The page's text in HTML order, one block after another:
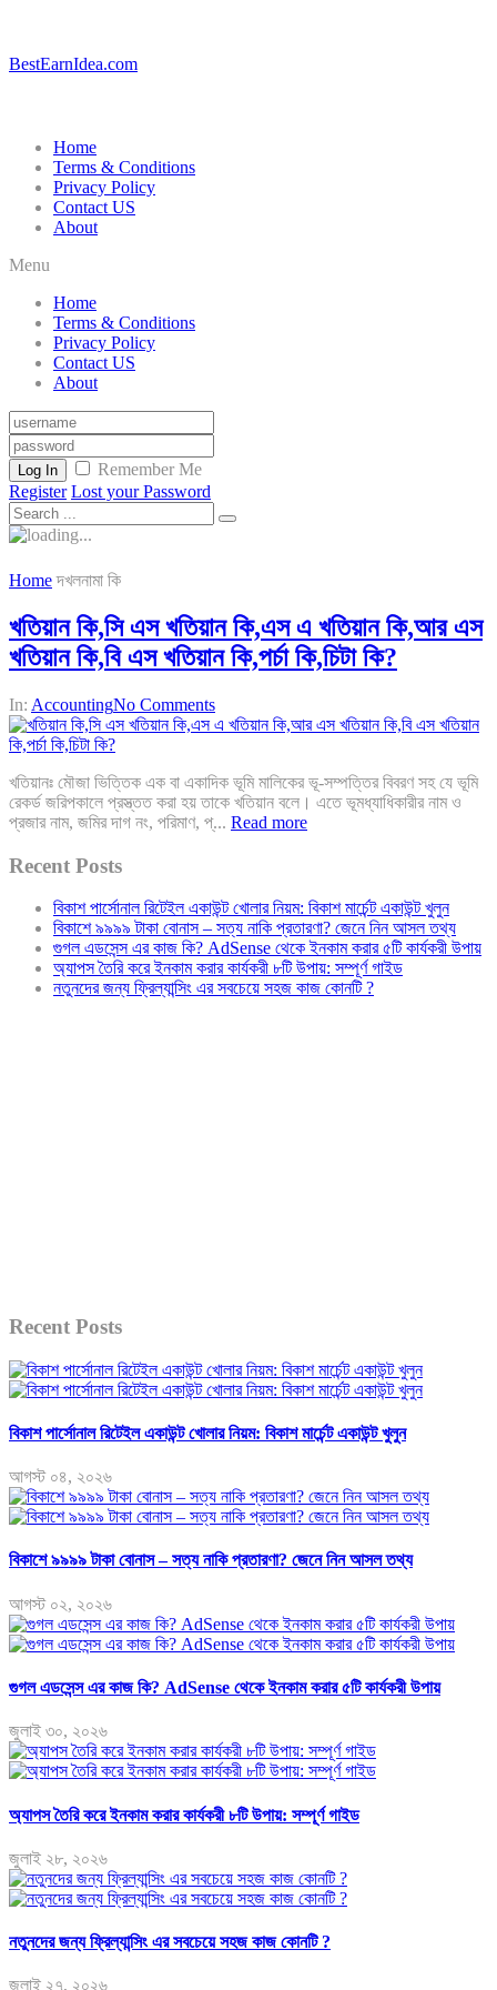
BestEarnIdea.com
Home
Terms & Conditions
Privacy Policy
Contact US
About
Menu
Home
Terms & Conditions
Privacy Policy
Contact US
About
Log In
Remember Me
Register Lost your Password
Home দখলনামা কি
খতিয়ান কি,সি এস খতিয়ান কি,এস এ খতিয়ান কি,আর এস
খতিয়ান কি,বি এস খতিয়ান কি,পর্চা কি,চিটা কি?
In: AccountingNo Comments
খতিয়ানঃ মৌজা ভিত্তিক এক বা একাদিক ভূমি মালিকের ভূ-সম্পত্তির বিবরণ সহ যে ভূমি
রেকর্ড জরিপকালে প্রস্ত্তত করা হয় তাকে খতিয়ান বলে। এতে ভূমধ্যাধিকারীর নাম ও
প্রজার নাম, জমির দাগ নং, পরিমাণ, প্... Read more
Recent Posts
বিকাশ পার্সোনাল রিটেইল একাউন্ট খোলার নিয়ম: বিকাশ মার্চেন্ট একাউন্ট খুলুন
বিকাশে ৯৯৯৯ টাকা বোনাস – সত্য নাকি প্রতারণা? জেনে নিন আসল তথ্য
গুগল এডসেন্স এর কাজ কি? AdSense থেকে ইনকাম করার ৫টি কার্যকরী উপায়
অ্যাপস তৈরি করে ইনকাম করার কার্যকরী ৮টি উপায়: সম্পূর্ণ গাইড
নতুনদের জন্য ফ্রিল্যান্সিং এর সবচেয়ে সহজ কাজ কোনটি ?
Recent Posts
বিকাশ পার্সোনাল রিটেইল একাউন্ট খোলার নিয়ম: বিকাশ মার্চেন্ট একাউন্ট খুলুন
আগস্ট ০৪, ২০২৬
বিকাশে ৯৯৯৯ টাকা বোনাস – সত্য নাকি প্রতারণা? জেনে নিন আসল তথ্য
আগস্ট ০২, ২০২৬
গুগল এডসেন্স এর কাজ কি? AdSense থেকে ইনকাম করার ৫টি কার্যকরী উপায়
জুলাই ৩০, ২০২৬
অ্যাপস তৈরি করে ইনকাম করার কার্যকরী ৮টি উপায়: সম্পূর্ণ গাইড
জুলাই ২৮, ২০২৬
নতুনদের জন্য ফ্রিল্যান্সিং এর সবচেয়ে সহজ কাজ কোনটি ?
জুলাই ২৭, ২০২৬